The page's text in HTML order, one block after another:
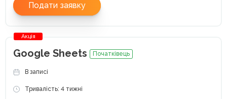
Подати заявку
Акція
Google Sheets Початківець
В записі
Тривалість: 4 тижні